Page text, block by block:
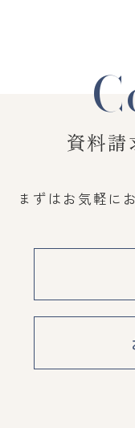
資料請
まずはお気軽に